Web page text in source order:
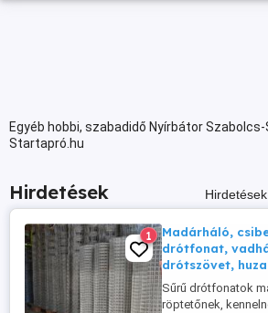
Egyéb hobbi, szabadidő Nyírbátor
Startapró.hu
Hirdetések
1
Madárháló,
drótfonat,
drótszövet,
Sűrű drótfonatok
röptetőnek,